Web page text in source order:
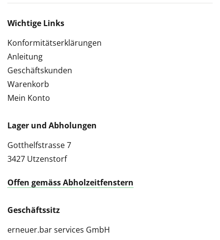
Wichtige Links
Konformitätserklärungen
Anleitung
Geschäftskunden
Warenkorb
Mein Konto
Lager und Abholungen
Gotthelfstrasse 7
3427 Utzenstorf
Offen gemäss Abholzeitfenstern
Geschäftssitz
erneuer.bar services GmbH